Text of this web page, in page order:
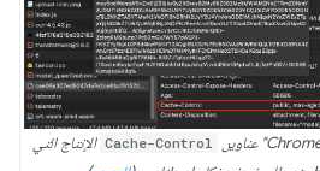
Cache-Control الإنتاج التي